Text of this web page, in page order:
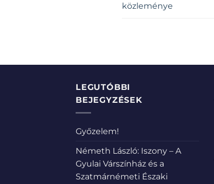
közleménye
LEGUTÓBBI
BEJEGYZÉSEK
Győzelem!
Németh László: Iszony – A
Gyulai Várszínház és a
Szatmárnémeti Északi